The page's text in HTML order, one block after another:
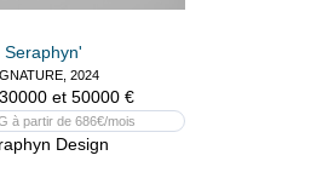
Seraphyn'
2024
et 50000 €
à partir de 686€/mois
Design